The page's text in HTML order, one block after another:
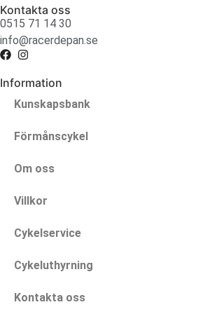
Kontakta oss
0515 71 14 30
info@racerdepan.se
Information
Kunskapsbank
Förmånscykel
Om oss
Villkor
Cykelservice
Cykeluthyrning
Kontakta oss